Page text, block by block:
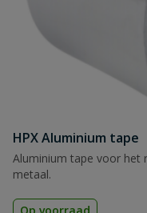
HPX Aluminium tape
Aluminium tape voor het
metaal.